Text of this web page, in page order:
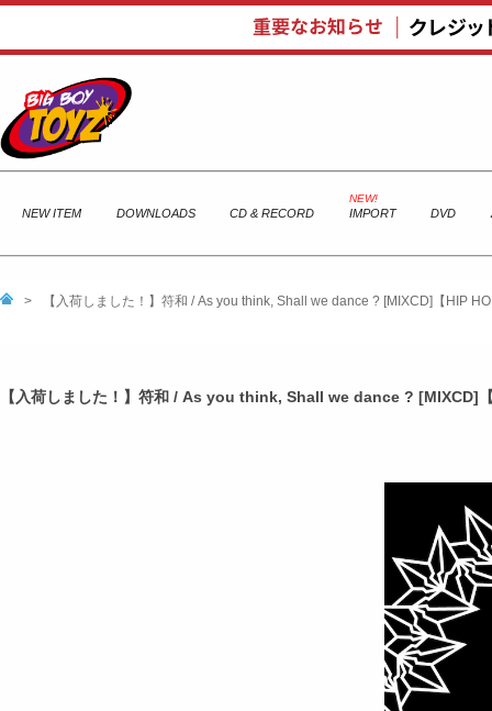
NEW ITEM DOWNLOADS CD & RECORD IMPORT DVD
> 【入荷しました！】符和 / As you think, Shall we dance ? [MIXCD]【HIP
【入荷しました！】符和 / As you think, Shall we dance ? [MIXCD]